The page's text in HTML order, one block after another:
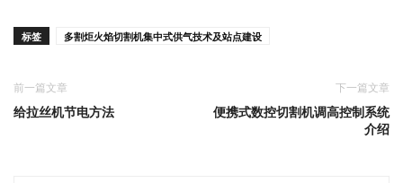
标签 多割炬火焰切割机集中式供气技术及站点建设
前一篇文章
给拉丝机节电方法
下一篇文章
便携式数控切割机调高控制系统
介绍